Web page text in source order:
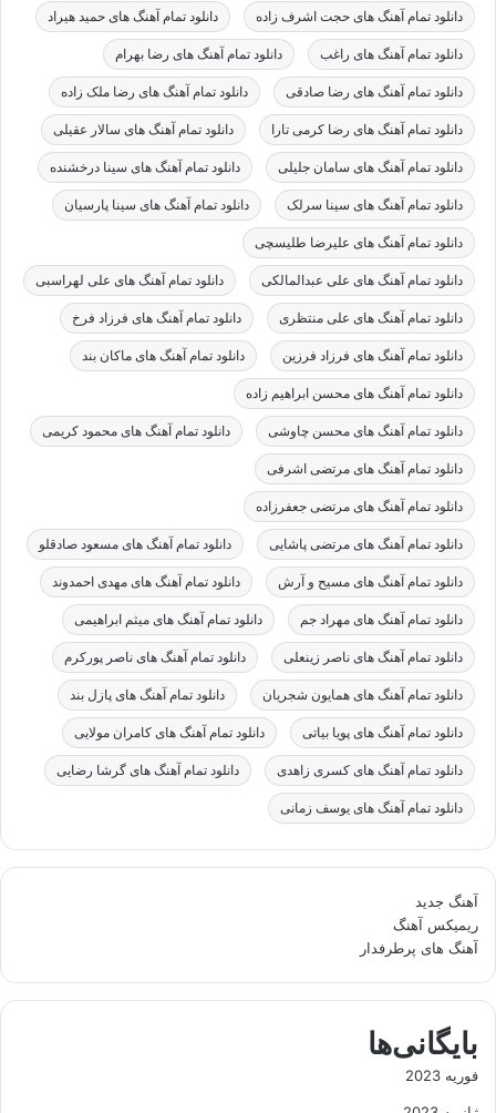
دانلود تمام آهنگ های حجت اشرف زاده دانلود تمام آهنگ های حمید هیراد
دانلود تمام آهنگ های راغب دانلود تمام آهنگ های رضا بهرام
دانلود تمام آهنگ های رضا صادقی دانلود تمام آهنگ های رضا ملک زاده
دانلود تمام آهنگ های رضا کرمی تارا دانلود تمام آهنگ های سالار عقیلی
دانلود تمام آهنگ های سامان جلیلی دانلود تمام آهنگ های سینا درخشنده
دانلود تمام آهنگ های سینا سرلک دانلود تمام آهنگ های سینا پارسیان
دانلود تمام آهنگ های علیرضا طلیسچی
دانلود تمام آهنگ های علی عبدالمالکی دانلود تمام آهنگ های علی لهراسبی
دانلود تمام آهنگ های علی منتظری دانلود تمام آهنگ های فرزاد فرخ
دانلود تمام آهنگ های فرزاد فرزین دانلود تمام آهنگ های ماکان بند
دانلود تمام آهنگ های محسن ابراهیم زاده
دانلود تمام آهنگ های محسن چاوشی دانلود تمام آهنگ های محمود کریمی
دانلود تمام آهنگ های مرتضی اشرفی
دانلود تمام آهنگ های مرتضی جعفرزاده
دانلود تمام آهنگ های مرتضی پاشایی دانلود تمام آهنگ های مسعود صادقلو
دانلود تمام آهنگ های مسیح و آرش دانلود تمام آهنگ های مهدی احمدوند
دانلود تمام آهنگ های مهراد جم دانلود تمام آهنگ های میثم ابراهیمی
دانلود تمام آهنگ های ناصر زینعلی دانلود تمام آهنگ های ناصر پورکرم
دانلود تمام آهنگ های همایون شجریان دانلود تمام آهنگ های پازل بند
دانلود تمام آهنگ های پویا بیاتی دانلود تمام آهنگ های کامران مولایی
دانلود تمام آهنگ های کسری زاهدی دانلود تمام آهنگ های گرشا رضایی
دانلود تمام آهنگ های یوسف زمانی
آهنگ جدید
ریمیکس آهنگ
آهنگ های پرطرفدار
بایگانی‌ها
فوریه 2023